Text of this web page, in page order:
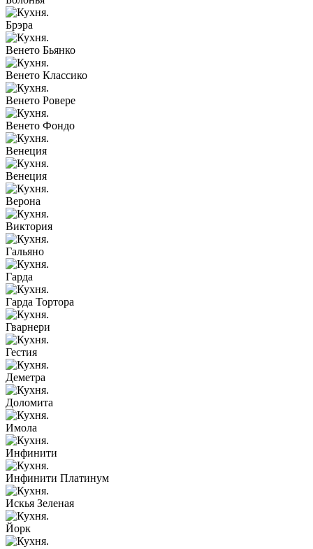
Брэра
Венето Бьянко
Венето Классико
Венето Ровере
Венето Фондо
Венеция
Венеция
Верона
Виктория
Гальяно
Гарда
Гарда Тортора
Гварнери
Гестия
Деметра
Доломита
Имола
Инфинити
Инфинити Платинум
Искья Зеленая
Йорк